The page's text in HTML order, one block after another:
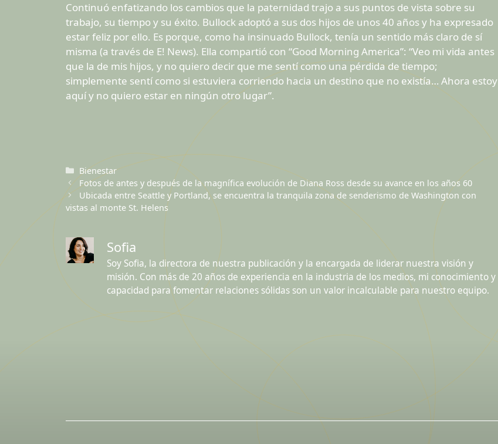
Continuó enfatizando los cambios que la paternidad trajo a sus puntos de vista sobre su
trabajo, su tiempo y su éxito. Bullock adoptó a sus dos hijos de unos 40 años y ha expresado
estar feliz por ello. Es porque, como ha insinuado Bullock, tenía un sentido más claro de sí
misma (a través de E! News). Ella compartió con “Good Morning America”: “Veo mi vida antes
que la de mis hijos, y no quiero decir que me sentí como una pérdida de tiempo;
simplemente sentí como si estuviera corriendo hacia un destino que no existía… Ahora estoy
aquí y no quiero estar en ningún otro lugar”.
Categorías
Bienestar
Fotos de antes y después de la magnífica evolución de Diana Ross desde su avance en los años 60
Ubicada entre Seattle y Portland, se encuentra la tranquila zona de senderismo de Washington con
vistas al monte St. Helens
Sofia
Soy Sofia, la directora de nuestra publicación y la encargada de liderar nuestra visión y
misión. Con más de 20 años de experiencia en la industria de los medios, mi conocimiento y
capacidad para fomentar relaciones sólidas son un valor incalculable para nuestro equipo.